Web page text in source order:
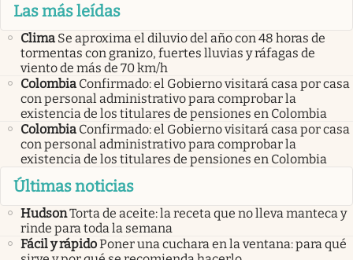
Las más leídas
Clima Se aproxima el diluvio del año con 48 horas de
tormentas con granizo, fuertes lluvias y ráfagas de
viento de más de 70 km/h
Colombia Confirmado: el Gobierno visitará casa por casa
con personal administrativo para comprobar la
existencia de los titulares de pensiones en Colombia
Colombia Confirmado: el Gobierno visitará casa por casa
con personal administrativo para comprobar la
existencia de los titulares de pensiones en Colombia
Últimas noticias
HudsonTorta de aceite: la receta que no lleva manteca y
rinde para toda la semana
Fácil y rápidoPoner una cuchara en la ventana: para qué